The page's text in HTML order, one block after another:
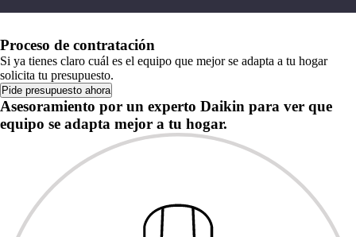
Proceso de contratación
Si ya tienes claro cuál es el equipo que mejor se adapta a tu hogar
solicita tu presupuesto.
Pide presupuesto ahora
Asesoramiento por un experto Daikin para ver que
equipo se adapta mejor a tu hogar.